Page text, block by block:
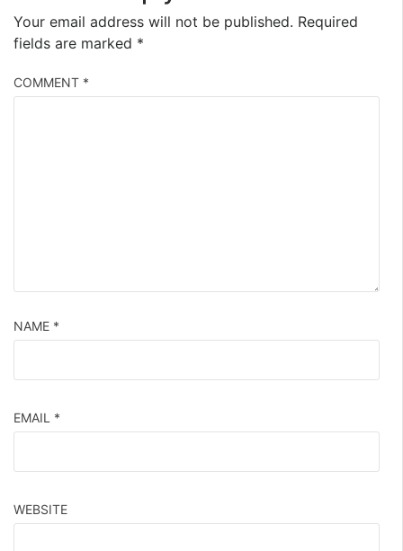
Your email address will not be published. Required
fields are marked *
COMMENT *
NAME *
EMAIL *
WEBSITE